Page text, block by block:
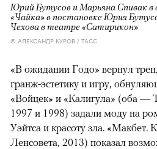
Юрий Бутусов и Марьяна Спивак в
«Чайка» в постановке Юрия
Чехова в театре «Сатирикон»
© АЛЕКСАНДР КУРОВ / ТАСС
«В ожидании Годо» вернул
гранж-эстетику и игру,
«Войцек» и «Калигула» (оба —
1997 и 1998) задали моду на
Уэйтса и красоту зла. «Макбет.
Ленсовета, 2013) показал